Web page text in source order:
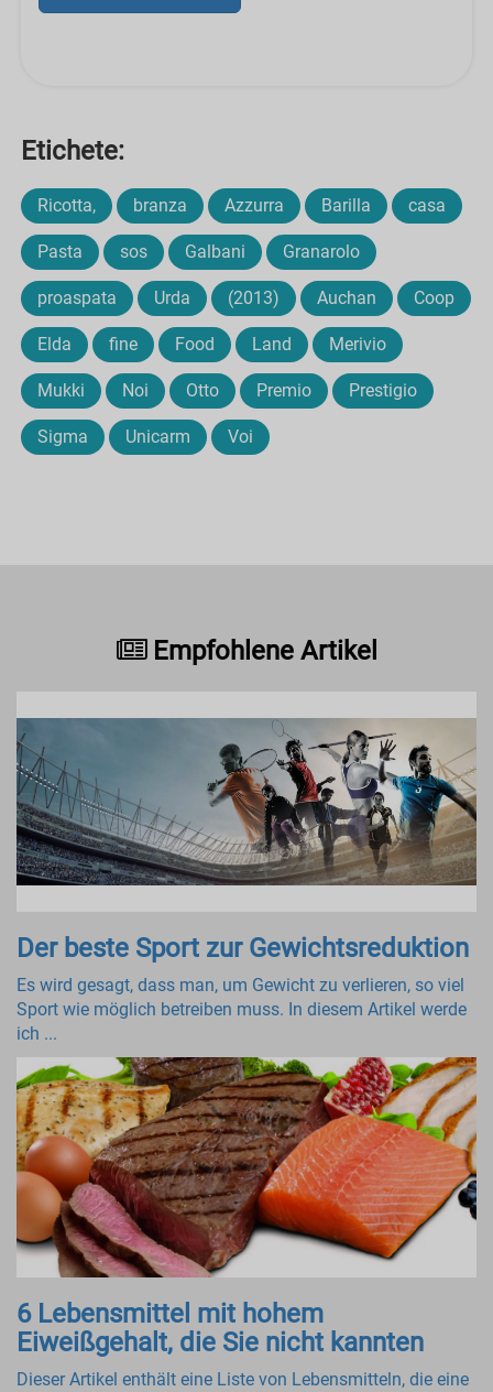
Etichete:
Ricotta, branza Azzurra Barilla casa
Pasta sos Galbani Granarolo
proaspata Urda (2013) Auchan Coop
Elda fine Food Land Merivio
Mukki Noi Otto Premio Prestigio
Sigma Unicarm Voi
Empfohlene Artikel
Der beste Sport zur Gewichtsreduktion
Es wird gesagt, dass man, um Gewicht zu verlieren, so viel
Sport wie möglich betreiben muss. In diesem Artikel werde
ich ...
6 Lebensmittel mit hohem
Eiweißgehalt, die Sie nicht kannten
Dieser Artikel enthält eine Liste von Lebensmitteln, die eine